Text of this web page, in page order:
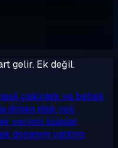
gelir. Ek değil.
çekirdek ve bellek
dönen disk yok
verimli planlar
donanım yalıtımı